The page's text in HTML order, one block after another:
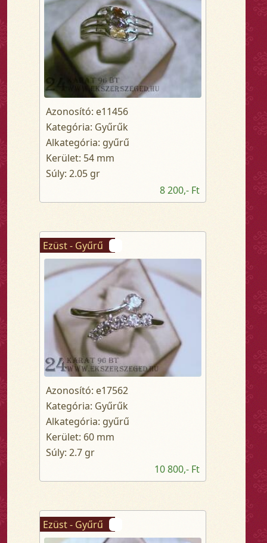
Azonosító: e11456
Kategória: Gyűrűk
Alkategória: gyűrű
Kerület: 54 mm
Súly: 2.05 gr
8 200,- Ft
Ezüst - Gyűrű
Azonosító: e17562
Kategória: Gyűrűk
Alkategória: gyűrű
Kerület: 60 mm
Súly: 2.7 gr
10 800,- Ft
Ezüst - Gyűrű